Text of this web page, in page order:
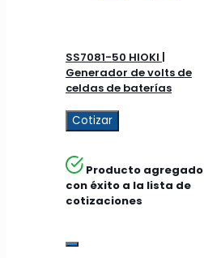
SS7081-50 HIOKI |
Generador de volts de
celdas de baterías
Cotizar
Producto agregado
con éxito a la lista de
cotizaciones